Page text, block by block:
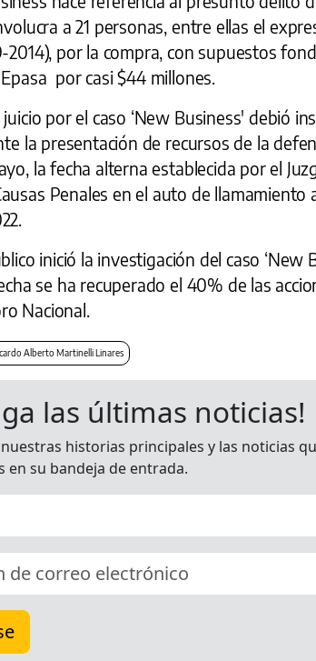
a 21 personas, entre ellas el
por la compra, con supuestos
por casi $44 millones.
por el caso ‘New Business' debió
la presentación de recursos de la
la fecha alterna establecida por el
Penales en el auto de llamamiento
inició la investigación del caso ‘New
se ha recuperado el 40% de las
Nacional.
Alberto Martinelli Linares